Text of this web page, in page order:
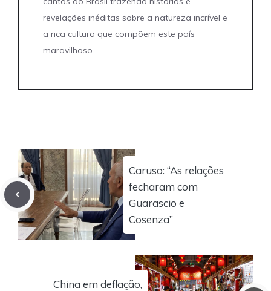
revelações inéditas sobre a natureza incrível e
a rica cultura que compõem este país
maravilhoso.
Caruso: “As relações
fecharam com
Guarascio e
Cosenza”
China em deflação,